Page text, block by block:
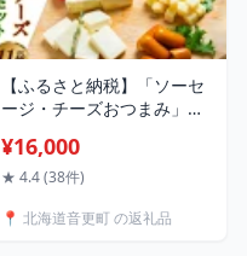
【ふるさと納税】「ソーセ
ージ・チーズおつまみ」セ
ランクフルト ベーコンスラ
イス おつまみチーズ チェ
カマンベールチーズ スモー
¥16,000
★ 4.4 (38件)
📍 北海道音更町 の返礼品